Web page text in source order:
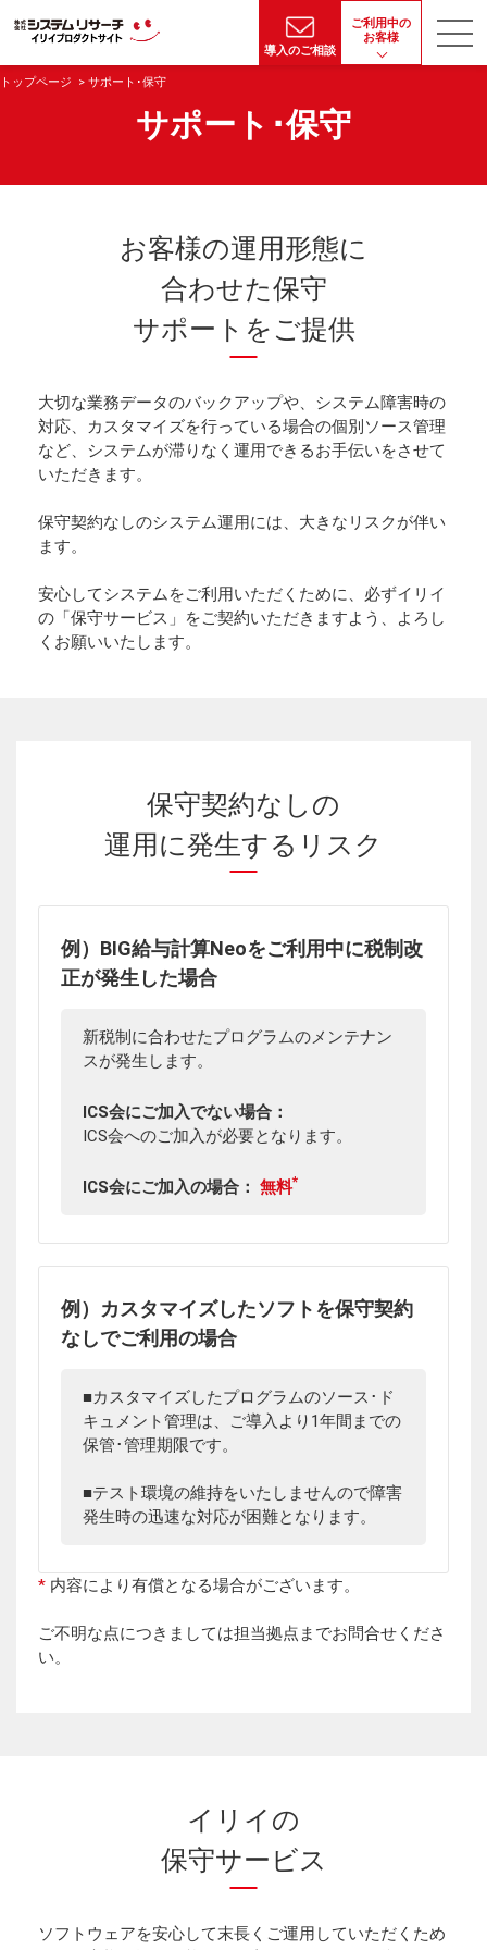
導入のご相談
ご利用中の
お客様
トップページ サポート･保守
サポート･保守
お客様の運用形態に
合わせた保守
サポートをご提供
大切な業務データのバックアップや、システム障害時の
対応、カスタマイズを行っている場合の個別ソース管理
など、システムが滞りなく運用できるお手伝いをさせて
いただきます。
保守契約なしのシステム運用には、大きなリスクが伴い
ます。
安心してシステムをご利用いただくために、必ずイリイ
の「保守サービス」をご契約いただきますよう、よろし
くお願いいたします。
保守契約なしの
運用に発生するリスク
例）BIG給与計算Neoをご利用中に税制改
正が発生した場合
新税制に合わせたプログラムのメンテナン
スが発生します。
ICS会にご加入でない場合：
ICS会へのご加入が必要となります。
ICS会にご加入の場合： 無料*
例）カスタマイズしたソフトを保守契約
なしでご利用の場合
カスタマイズしたプログラムのソース･ド
キュメント管理は、ご導入より1年間までの
保管･管理期限です。
テスト環境の維持をいたしませんので障害
発生時の迅速な対応が困難となります。
* 内容により有償となる場合がございます。
ご不明な点につきましては担当拠点までお問合せくださ
い。
イリイの
保守サービス
ソフトウェアを安心して末長くご運用していただくため